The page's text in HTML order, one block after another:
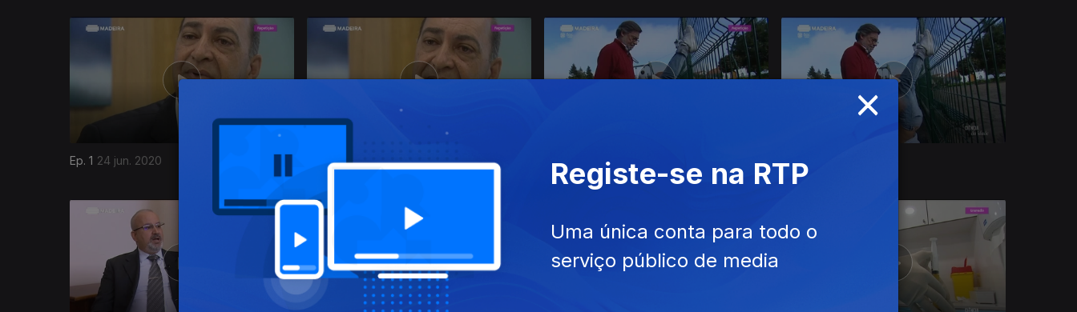
Ep. 1 24 jun. 2020 Ep. 1 23 jun. 2020 Ep. 13 10 jun. 2020 Ep. 13
×
Registe-se na RTP
Uma única conta para todo o
serviço público de media